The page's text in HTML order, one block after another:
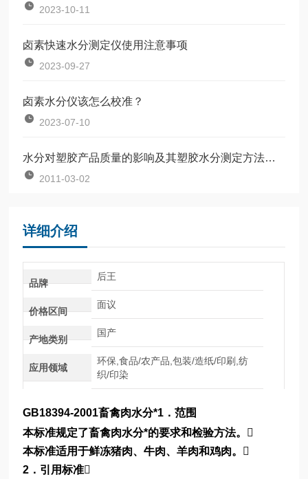
2023-10-11
卤素快速水分测定仪使用注意事项
2023-09-27
卤素水分仪该怎么校准？
2023-07-10
水分对塑胶产品质量的影响及其塑胶水分测定方法【塑胶水分测定仪】
2011-03-02
详细介绍
品牌
后王
价格区间
面议
产地类别
国产
应用领域
环保,食品/农产品,包装/造纸/印刷,纺
织/印染
GB18394-2001畜禽肉水分*1 ．范围
本标准规定了畜禽肉水分*的要求和检验方法。
本标准适用于鲜冻猪肉、牛肉、羊肉和鸡肉。
2．引用标准